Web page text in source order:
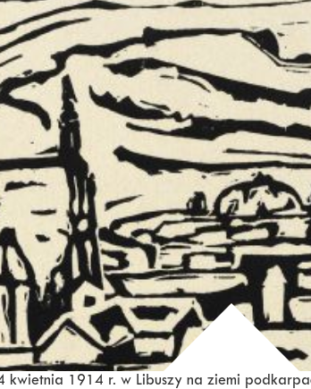
kwietnia 1914 r. w Libuszy na ziemi